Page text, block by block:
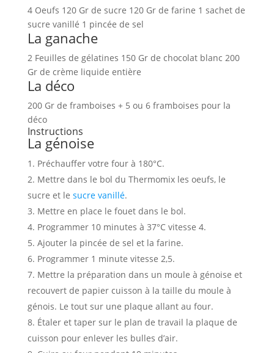
4 Oeufs 120 Gr de sucre 120 Gr de farine 1 sachet de
sucre vanillé 1 pincée de sel
La ganache
2 Feuilles de gélatines 150 Gr de chocolat blanc 200
Gr de crème liquide entière
La déco
200 Gr de framboises + 5 ou 6 framboises pour la
déco
Instructions
La génoise
Préchauffer votre four à 180°C.
Mettre dans le bol du Thermomix les oeufs, le
sucre et le sucre vanillé.
Mettre en place le fouet dans le bol.
Programmer 10 minutes à 37°C vitesse 4.
Ajouter la pincée de sel et la farine.
Programmer 1 minute vitesse 2,5.
Mettre la préparation dans un moule à génoise et
recouvert de papier cuisson à la taille du moule à
génois. Le tout sur une plaque allant au four.
Étaler et taper sur le plan de travail la plaque de
cuisson pour enlever les bulles d’air.